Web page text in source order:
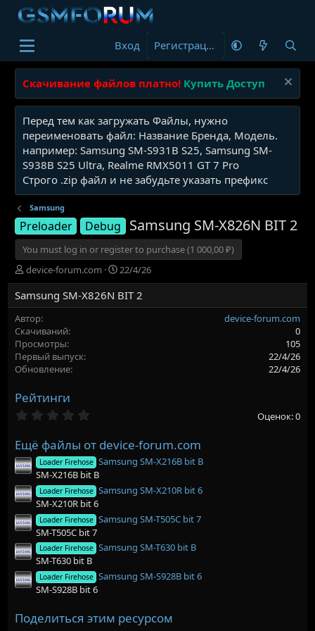
Вход Регистрация
Скачивание файлов платно! Купить Доступ
Перед тем как загружать Файлы, нужно
переименовать файл: Название Бренда, Модель.
например: Samsung SM-S931B S25, Samsung SM-
S938B S25 Ultra, Realme RMX5011 GT 7 Pro
Строго .zip файл и не забудьте указать префикс
Samsung
Preloader Debug Samsung SM-X826N BIT 2
You must log in or register to purchase (1 000,00 ₽)
А
в
т
о
р
device-forum.com
Д
а
т
а
22/4/26
Samsung SM-X826N BIT 2
Автор
device-forum.com
Скачиваний
0
Просмотры
105
Первый выпуск
22/4/26
Обновление
22/4/26
Рейтинги
0
з
в
ё
з
д
Оценок: 0
Ещё файлы от device-forum.com
Loader Firehose Samsung SM-X216B bit B
SM-X216B bit B
Loader Firehose Samsung SM-X210R bit 6
SM-X210R bit 6
Loader Firehose Samsung SM-T505C bit 7
SM-T505C bit 7
Loader Firehose Samsung SM-T630 bit B
SM-T630 bit B
Loader Firehose Samsung SM-S928B bit 6
SM-S928B bit 6
Поделиться этим ресурсом